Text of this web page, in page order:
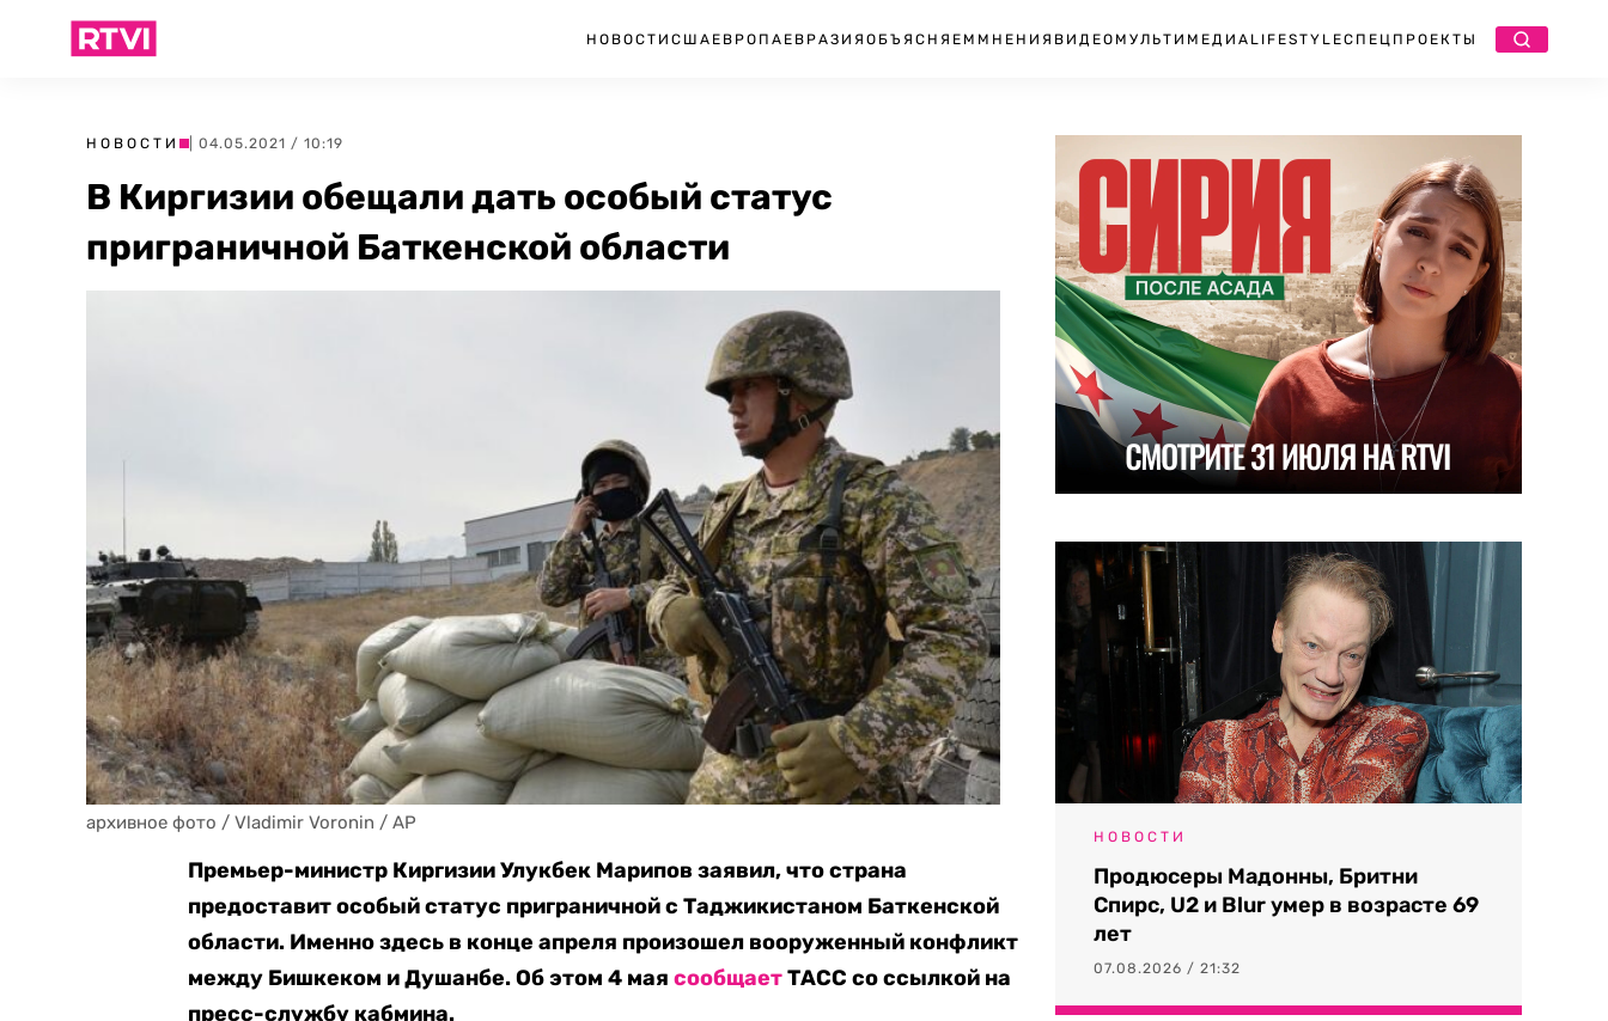
НОВОСТИ США ЕВРОПА ЕВРАЗИЯ ОБЪЯСНЯЕМ МНЕНИЯ ВИДЕО МУЛЬТИМЕДИА LIFESTYLEСПЕЦПРОЕКТЫ
НОВОСТИ | 04.05.2021 / 10:19
В Киргизии обещали дать особый статус
приграничной Баткенской области
архивное фото / Vladimir Voronin / AP
Премьер-министр Киргизии Улукбек Марипов заявил, что страна
предоставит особый статус приграничной с Таджикистаном Баткенской
области. Именно здесь в конце апреля произошел вооруженный конфликт
между Бишкеком и Душанбе. Об этом 4 маясообщаетТАСС со ссылкой на
пресс-службу кабмина.
НОВОСТИ
Продюсеры Мадонны, Бритни
Спирс, U2 и Blur умер в возрасте 69
лет
07.08.2026 / 21:32